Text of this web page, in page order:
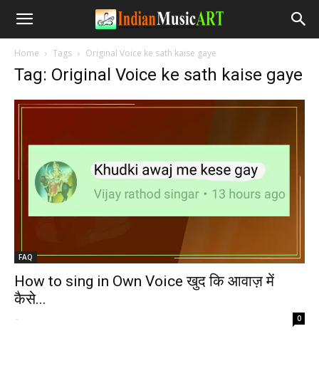
Home Tags Original Voice ke sath kaise gaye
Tag: Original Voice ke sath kaise gaye
FAQ
How to sing in Own Voice खुद कि आवाज़ में
कैसे...
- 0